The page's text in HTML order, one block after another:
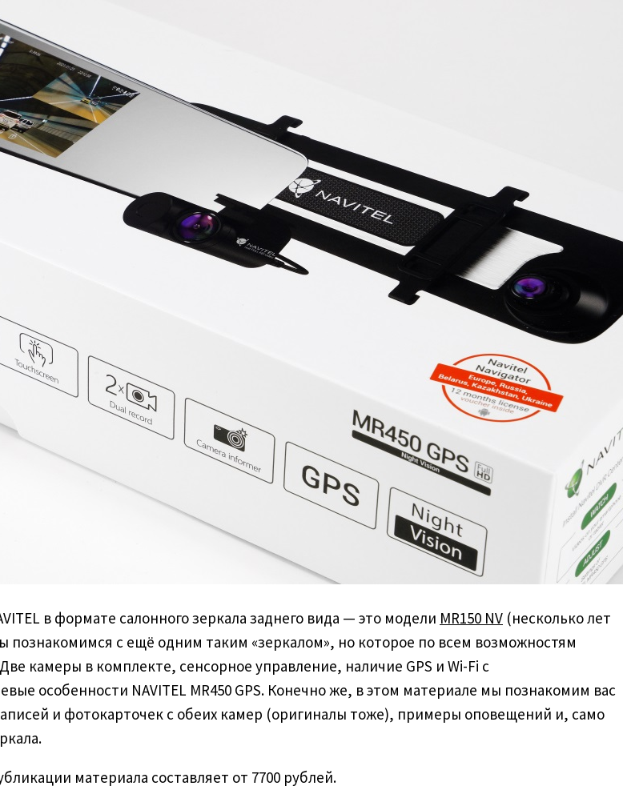
в формате салонного зеркала заднего вида — это модели MR150 NV (несколько лет
познакомимся с ещё одним таким «зеркалом», но которое по всем возможностям
камеры в комплекте, сенсорное управление, наличие GPS и Wi-Fi с
особенности NAVITEL MR450 GPS. Конечно же, в этом материале мы познакомим вас
и фотокарточек с обеих камер (оригиналы тоже), примеры оповещений и, само
материала составляет от 7700 рублей.